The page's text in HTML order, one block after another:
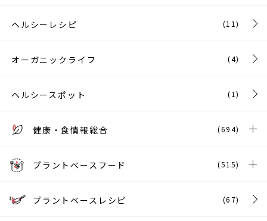
ヘルシーレシピ (11)
オーガニックライフ (4)
ヘルシースポット (1)
健康・食情報総合 (694)
プラントベースフード (515)
プラントベースレシピ (67)